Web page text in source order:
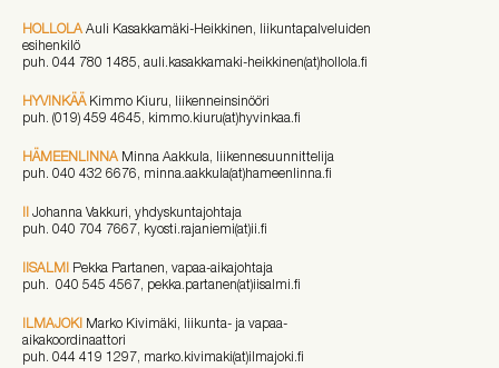
HOLLOLA Auli Kasakkamäki-Heikkinen, liikuntapalveluiden
esihenkilö
puh. 044 780 1485, auli.kasakkamaki-heikkinen(at)hollola.fi
HYVINKÄÄKimmo Kiuru, liikenneinsinööri
puh. (019) 459 4645, kimmo.kiuru(at)hyvinkaa.fi
HÄMEENLINNA Minna Aakkula, liikennesuunnittelija
puh. 040 432 6676, minna.aakkula(at)hameenlinna.fi
II Johanna Vakkuri, yhdyskuntajohtaja
puh. 040 704 7667, kyosti.rajaniemi(at)ii.fi
IISALMI Pekka Partanen, vapaa-aikajohtaja
puh. 040 545 4567, pekka.partanen(at)iisalmi.fi
ILMAJOKI Marko Kivimäki, liikunta- ja vapaa-
aikakoordinaattori
puh. 044 419 1297, marko.kivimaki(at)ilmajoki.fi